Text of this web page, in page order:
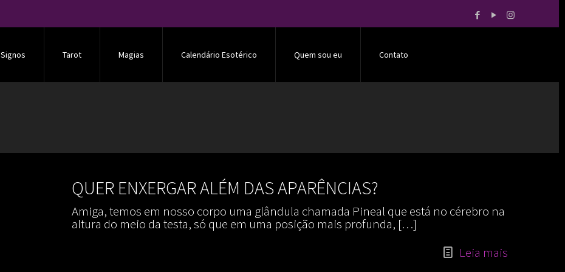
Signos Tarot Magias Calendário Esotérico Quem sou eu Contato
QUER ENXERGAR ALÉM DAS APARÊNCIAS?
Amiga, temos em nosso corpo uma glândula chamada Pineal que está no cérebro na
altura do meio da testa, só que em uma posição mais profunda, […]
Leia mais